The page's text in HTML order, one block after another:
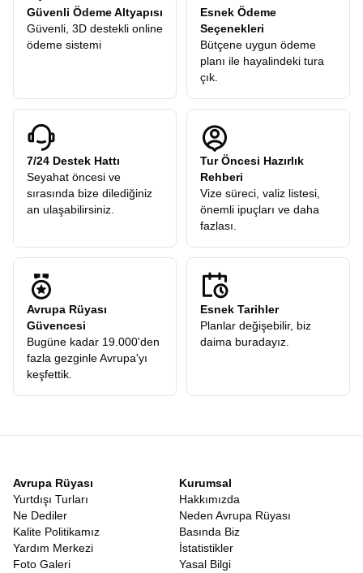
Güvenli Ödeme Altyapısı
Güvenli, 3D destekli online
ödeme sistemi
Esnek Ödeme
Seçenekleri
Bütçene uygun ödeme
planı ile hayalindeki tura
çık.
7/24 Destek Hattı
Seyahat öncesi ve
sırasında bize dilediğiniz
an ulaşabilirsiniz.
Tur Öncesi Hazırlık
Rehberi
Vize süreci, valiz listesi,
önemli ipuçları ve daha
fazlası.
Avrupa Rüyası
Güvencesi
Bugüne kadar 19.000'den
fazla gezginle Avrupa'yı
keşfettik.
Esnek Tarihler
Planlar değişebilir, biz
daima buradayız.
Avrupa Rüyası
Yurtdışı Turları
Ne Dediler
Kalite Politikamız
Yardım Merkezi
Foto Galeri
Kurumsal
Hakkımızda
Neden Avrupa Rüyası
Basında Biz
İstatistikler
Yasal Bilgi